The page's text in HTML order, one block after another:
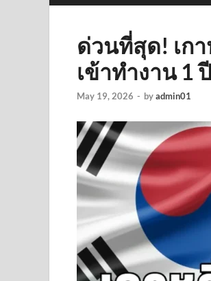
ด่วนที่สุด! เก
เข้าทำงาน 1
May 19, 2026 - byadmin01